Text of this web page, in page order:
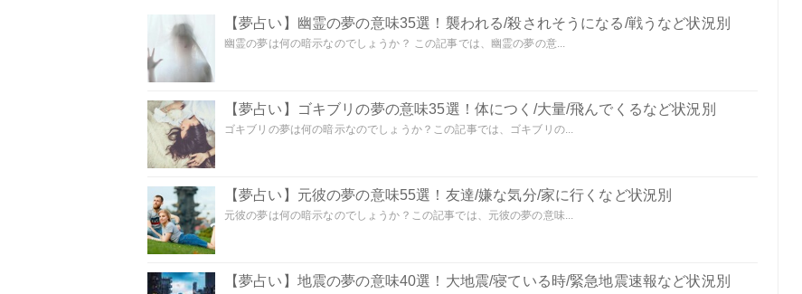
【夢占い】幽霊の夢の意味35選！襲われる/殺されそうになる/戦うなど状況別
幽霊の夢は何の暗示なのでしょうか？ この記事では、幽霊の夢の意...
【夢占い】ゴキブリの夢の意味35選！体につく/大量/飛んでくるなど状況別
ゴキブリの夢は何の暗示なのでしょうか？この記事では、ゴキブリの...
【夢占い】元彼の夢の意味55選！友達/嫌な気分/家に行くなど状況別
元彼の夢は何の暗示なのでしょうか？この記事では、元彼の夢の意味...
【夢占い】地震の夢の意味40選！大地震/寝ている時/緊急地震速報など状況別